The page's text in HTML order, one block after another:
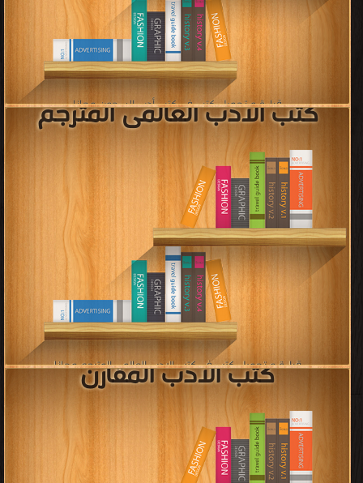
كتب خواطر أدبية
قراءة و تحميل كتب في كتب خواطر أدبية مجانا
[ 1916 كتاب/كتب ]
كتب الادب العالمى
قراءة و تحميل كتب في كتب الادب العالمى مجانا
[ 1777 كتاب/كتب ]
كتب قصص وروايات عالمية
قراءة و تحميل كتب في كتب قصص وروايات عالمية مجانا
[ 1465 كتاب/كتب ]